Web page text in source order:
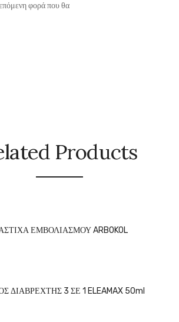
φορά που θα
Products
ΕΜΒΟΛΙΑΣΜΟΥ ARBOKOL
ΔΙΑΒΡΕΧΤΗΣ 3 ΣΕ 1 ELEAMAX 50ml